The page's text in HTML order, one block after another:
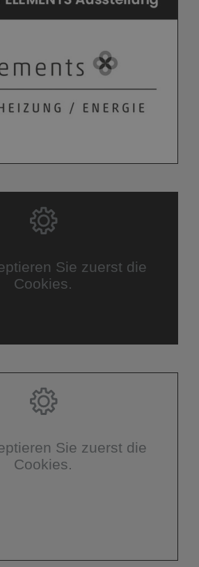
Sie zuerst die
Cookies.
Sie zuerst die
Cookies.